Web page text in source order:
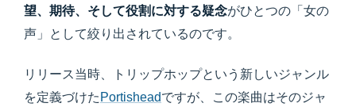
望、期待、そして役割に対する疑念がひとつの「女の
声」として絞り出されているのです。
リリース当時、トリップホップという新しいジャンル
を定義づけた Portisheadですが、この楽曲はそのジャ